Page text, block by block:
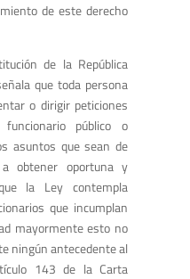
de este derecho
de la República
que toda persona
o dirigir peticiones
público o
asuntos que sean de
obtener oportuna y
la Ley contempla
que incumplan
mayormente esto no
ningún antecedente al
143 de la Carta